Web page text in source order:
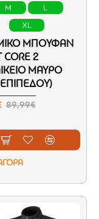
M L
XL
ΜΠΟΥΦΆΝ
CORE 2
ΜΑΎΡΟ
89,99€